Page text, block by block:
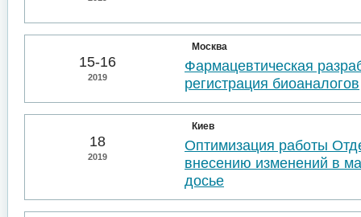
15-16
2019
Москва
Фармацевтическая
регистрация биоаналогов
18
2019
Киев
Оптимизация работы
внесению изменений в
досье